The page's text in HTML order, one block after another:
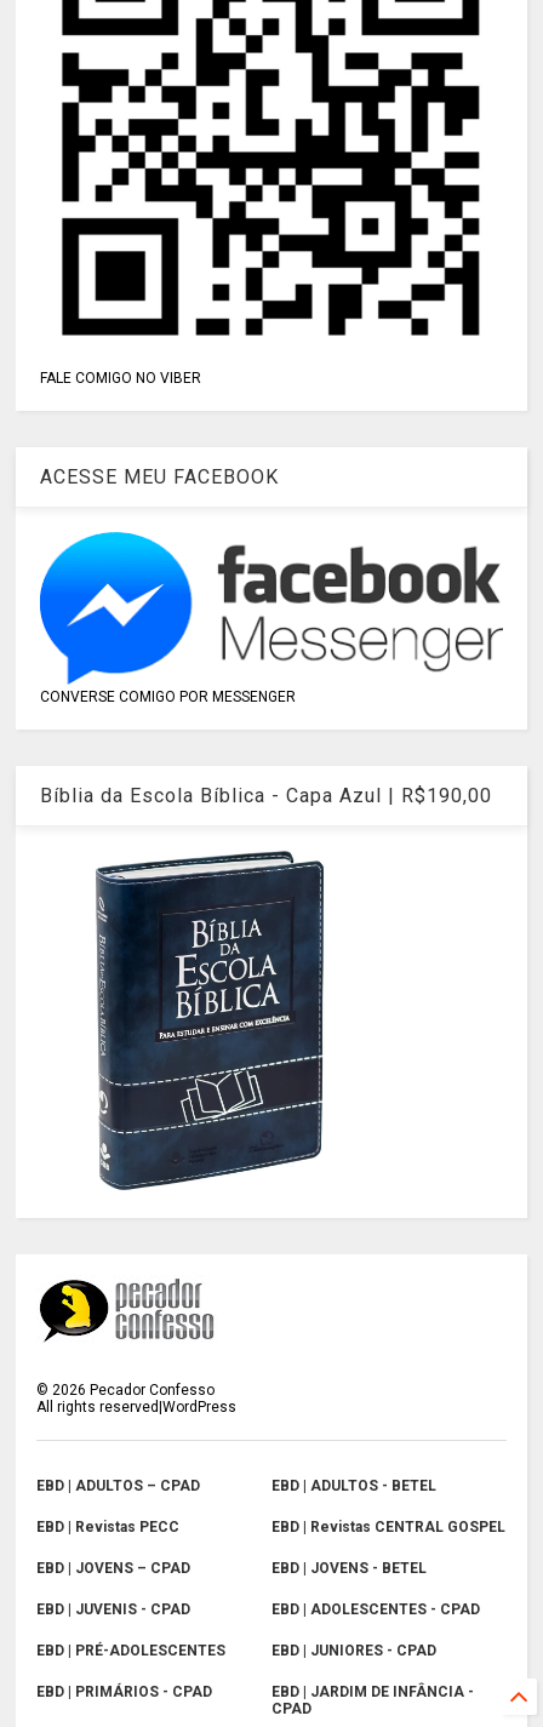
FALE COMIGO NO VIBER
ACESSE MEU FACEBOOK
CONVERSE COMIGO POR MESSENGER
Bíblia da Escola Bíblica - Capa Azul | R$190,00
©2026 Pecador Confesso
All rights reserved|WordPress
EBD | ADULTOS – CPAD EBD | ADULTOS - BETEL
EBD | Revistas PECC EBD | Revistas CENTRAL GOSPEL
EBD | JOVENS – CPAD EBD | JOVENS - BETEL
EBD | JUVENIS - CPAD EBD | ADOLESCENTES - CPAD
EBD | PRÉ-ADOLESCENTES EBD | JUNIORES - CPAD
EBD | PRIMÁRIOS - CPAD
EBD | JARDIM DE INFÂNCIA -
CPAD